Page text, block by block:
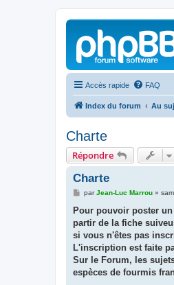
Accès rapide FAQ
Index du forum Au
Charte
Répondre
Charte
M
s
a
g
parJean-Luc Marrou»
Pour pouvoir poster
partir de la fiche
si vous n'êtes pas
L'inscription est faite
Sur le Forum, les
espèces de fourmis